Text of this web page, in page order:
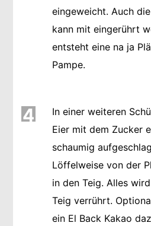
eingeweicht. Auch
kann mit eingerührt
entsteht eine na ja
Pampe.
4
In einer weiteren
Eier mit dem Zucker
schaumig
Löffelweise von der
in den Teig. Alles
Teig verrührt.
ein El Back Kakao